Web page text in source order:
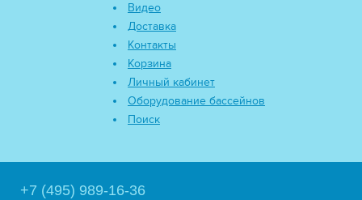
Видео
Доставка
Контакты
Корзина
Личный кабинет
Оборудование бассейнов
Поиск
+7 (495) 989-16-36